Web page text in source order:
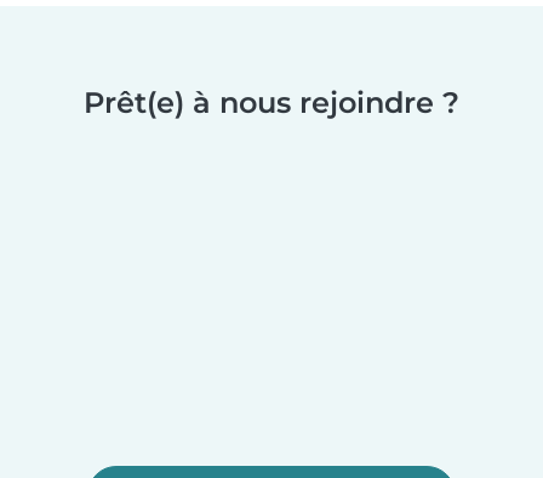
Prêt(e) à nous rejoindre ?